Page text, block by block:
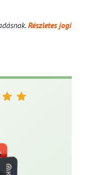
Részletes jogi